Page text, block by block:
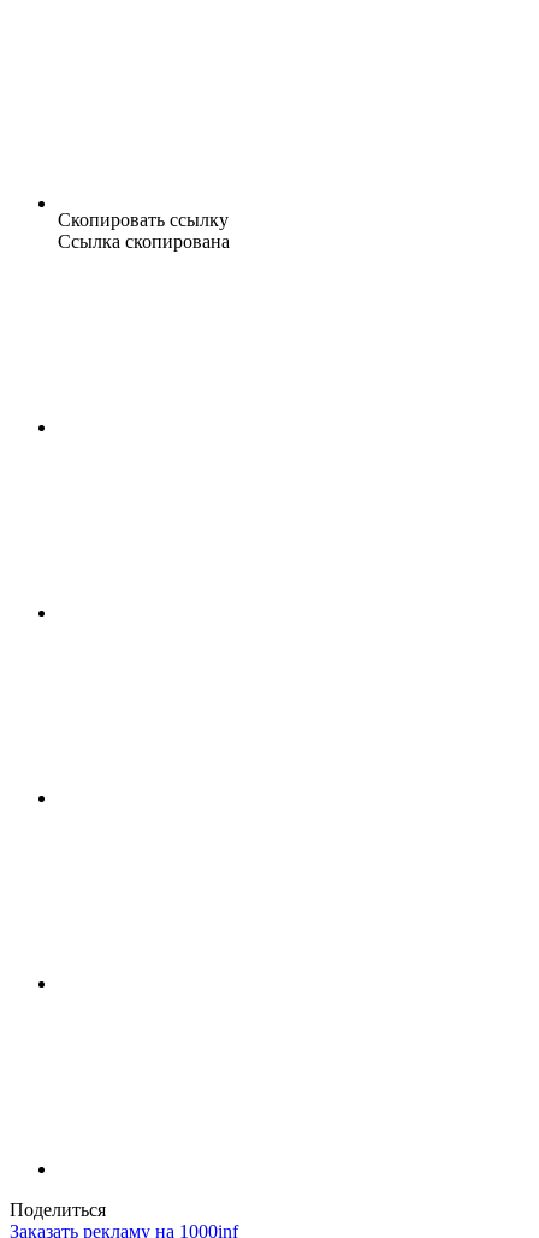
Скопировать ссылку
Ссылка скопирована
Поделиться
Заказать рекламу на 1000inf